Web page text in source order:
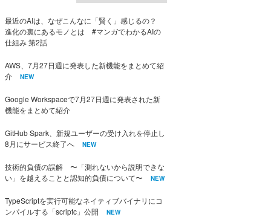
最近のAIは、なぜこんなに「賢く」感じるの？
進化の裏にあるモノとは #マンガでわかるAIの
仕組み 第2話
AWS、7月27日週に発表した新機能をまとめて紹
介
NEW
Google Workspaceで7月27日週に発表された新
機能をまとめて紹介
GitHub Spark、新規ユーザーの受け入れを停止し
8月にサービス終了へ
NEW
技術的負債の誤解 〜「測れないから説明できな
い」を越えることと認知的負債について〜
NEW
TypeScriptを実行可能なネイティブバイナリにコ
ンパイルする「scriptc」公開
NEW